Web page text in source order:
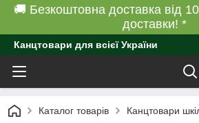
🚚 Безкоштовна доставка від
доставки! *
Канцтовари для всієї України
Каталог товарів Канцтовари